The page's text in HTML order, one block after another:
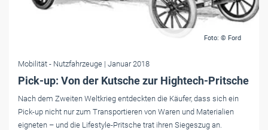
Foto: © Ford
Mobilität - Nutzfahrzeuge | Januar 2018
Pick-up: Von der Kutsche zur Hightech-Pritsche
Nach dem Zweiten Weltkrieg entdeckten die Käufer, dass sich ein
Pick-up nicht nur zum Transportieren von Waren und Materialien
eigneten – und die Lifestyle-Pritsche trat ihren Siegeszug an.